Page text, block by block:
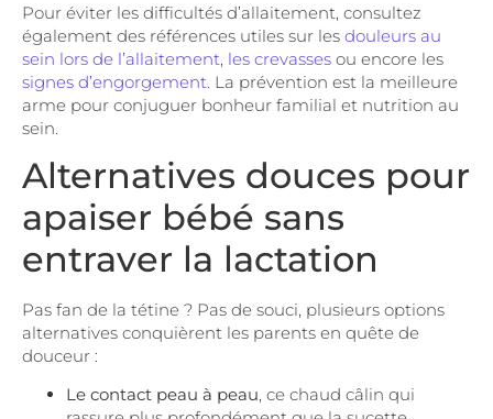
Pour éviter les difficultés d’allaitement, consultez
également des références utiles sur les douleurs au
sein lors de l’allaitement les crevasses ou encore les
signes d’engorgement . La prévention est la meilleure
arme pour conjuguer bonheur familial et nutrition au
sein.
Alternatives douces pour
apaiser bébé sans
entraver la lactation
Pas fan de la tétine ? Pas de souci, plusieurs options
alternatives conquièrent les parents en quête de
douceur :
Le contact peau à peau, ce chaud câlin qui